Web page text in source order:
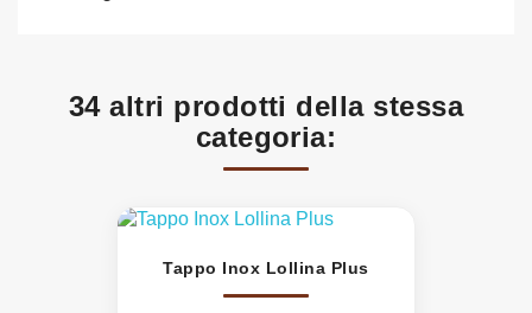
34 altri prodotti della stessa
categoria:
Tappo Inox Lollina Plus